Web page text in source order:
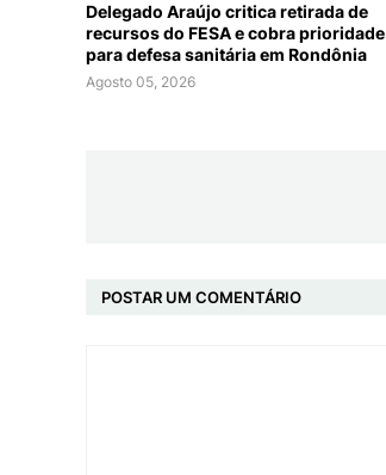
Delegado Araújo critica retirada de
recursos do FESA e cobra prioridade
para defesa sanitária em Rondônia
Agosto 05, 2026
POSTAR UM COMENTÁRIO